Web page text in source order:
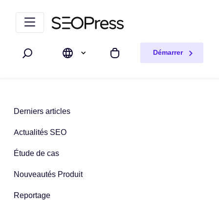
Rechercher Mon panier
Démarrer
Derniers articles
Actualités SEO
Étude de cas
Nouveautés Produit
Reportage